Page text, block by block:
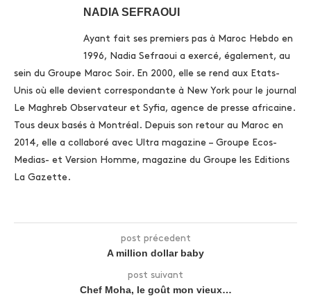
NADIA SEFRAOUI
Ayant fait ses premiers pas à Maroc Hebdo en
1996, Nadia Sefraoui a exercé, également, au
sein du Groupe Maroc Soir. En 2000, elle se rend aux Etats-
Unis où elle devient correspondante à New York pour le journal
Le Maghreb Observateur et Syfia, agence de presse africaine.
Tous deux basés à Montréal. Depuis son retour au Maroc en
2014, elle a collaboré avec Ultra magazine – Groupe Ecos-
Medias- et Version Homme, magazine du Groupe les Editions
La Gazette.
post précedent
A million dollar baby
post suivant
Chef Moha, le goût mon vieux…